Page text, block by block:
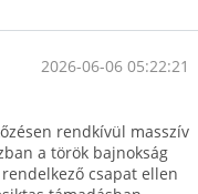
2026-06-06 05:22:21
rendkívül masszív
a török bajnokság
csapat ellen